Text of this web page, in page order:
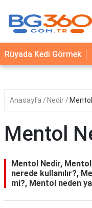
YEMEK
TARİFLERİ
SAĞLIK
Rüyada Kedi Görmek
Anasayfa Nedir
Mentol
Mentol Nedir,
nerede kullanılır?,
mi?, Mentol neden